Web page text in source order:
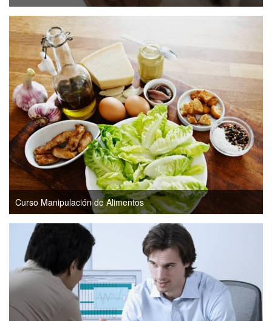
Curso Manipulación de Alimentos